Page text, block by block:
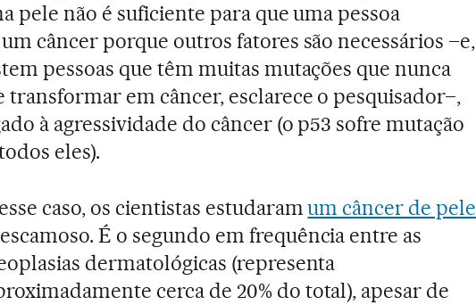
pele não é suficiente para que uma pessoa
câncer porque outros fatores são necessários –e,
pessoas que têm muitas mutações que nunca
transformar em câncer, esclarece o pesquisador–,
à agressividade do câncer (o p53 sofre mutação
eles).
caso, os cientistas estudaramum câncer de pele
É o segundo em frequência entre as
dermatológicas (representa
cerca de 20% do total), apesar de